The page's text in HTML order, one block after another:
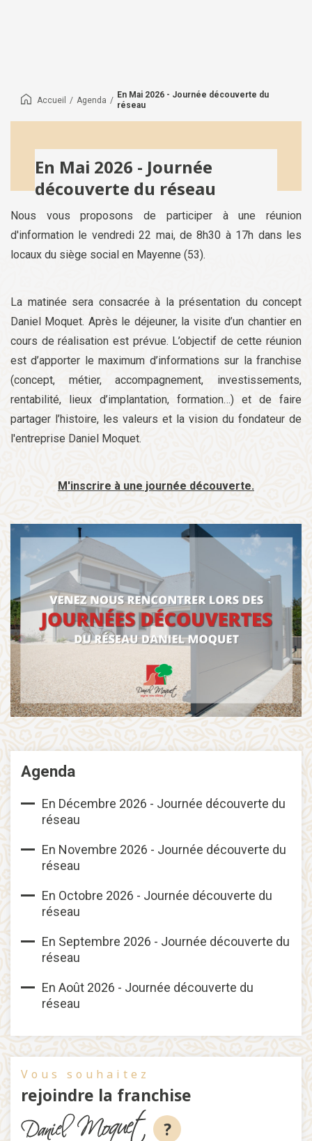
Accueil / Agenda /
En Mai 2026 - Journée découverte du
réseau
En Mai 2026 - Journée
découverte du réseau
Nous vous proposons de participer à une réunion
d'information le vendredi 22 mai, de 8h30 à 17h dans les
locaux du siège social en Mayenne (53).
La matinée sera consacrée à la présentation du concept
Daniel Moquet. Après le déjeuner, la visite d’un chantier en
cours de réalisation est prévue. L’objectif de cette réunion
est d’apporter le maximum d’informations sur la franchise
(concept, métier, accompagnement, investissements,
rentabilité, lieux d’implantation, formation…) et de faire
partager l’histoire, les valeurs et la vision du fondateur de
l'entreprise Daniel Moquet.
M'inscrire à une journée découverte.
Agenda
En Décembre 2026 - Journée découverte du
réseau
En Novembre 2026 - Journée découverte du
réseau
En Octobre 2026 - Journée découverte du
réseau
En Septembre 2026 - Journée découverte du
réseau
En Août 2026 - Journée découverte du
réseau
Vous souhaitez
rejoindre la franchise
?